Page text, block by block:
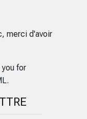
merci d'avoir
you for